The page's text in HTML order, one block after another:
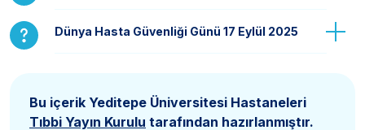
Dünya Hasta Güvenliği Günü 17 Eylül 2025
Bu içerik Yeditepe Üniversitesi Hastaneleri
Tıbbi Yayın Kurulu tarafından hazırlanmıştır.